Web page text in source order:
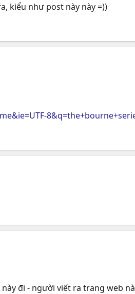
kiểu như post này này =))
đi - người viết ra trang web